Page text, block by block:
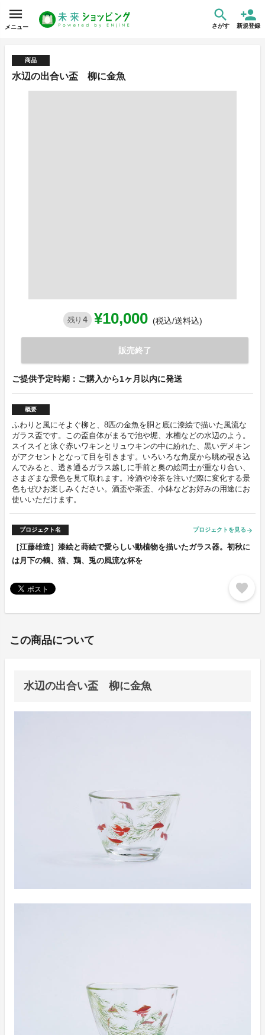
メニュー さがす 新規登録
商品
水辺の出合い盃 柳に金魚
残り 4 ¥10,000 (税込/送料込)
販売終了
ご提供予定時期：ご購入から1ヶ月以内に発送
概要
ふわりと風にそよぐ柳と、8匹の金魚を胴と底に漆絵で描いた風流な
ガラス盃です。この盃自体がまるで池や堀、水槽などの水辺のよう。
スイスイと泳ぐ赤いワキンとリュウキンの中に紛れた、黒いデメキン
がアクセントとなって目を引きます。いろいろな角度から眺め覗き込
んでみると、透き通るガラス越しに手前と奥の絵同士が重なり合い、
さまざまな景色を見て取れます。冷酒や冷茶を注いだ際に変化する景
色もぜひお楽しみください。酒盃や茶盃、小鉢などお好みの用途にお
使いいただけます。
プロジェクト名 プロジェクトを見る arrow_forward
［江藤雄造］漆絵と蒔絵で愛らしい動植物を描いたガラス器。初秋に
は月下の鶴、猫、鶏、兎の風流な杯を
favorite
この商品について
水辺の出合い盃 柳に金魚